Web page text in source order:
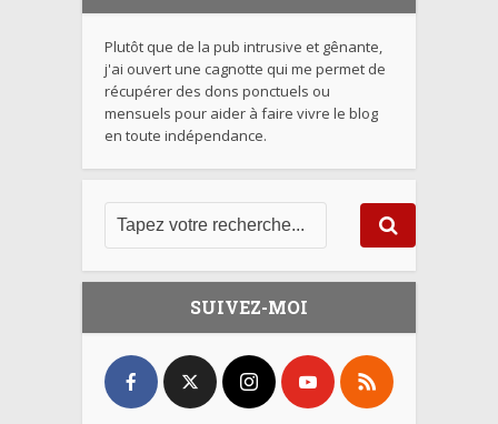
Plutôt que de la pub intrusive et gênante,
j'ai ouvert une cagnotte qui me permet de
récupérer des dons ponctuels ou
mensuels pour aider à faire vivre le blog
en toute indépendance.
SUIVEZ-MOI